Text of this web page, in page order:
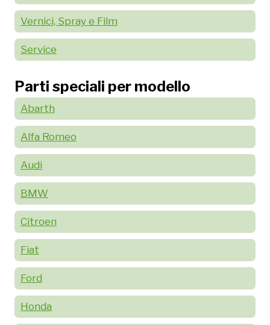
Vernici, Spray e Film
Service
Parti speciali per modello
Abarth
Alfa Romeo
Audi
BMW
Citroen
Fiat
Ford
Honda